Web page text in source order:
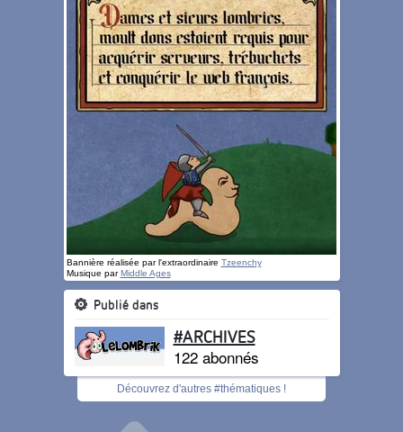
Bannière réalisée par l'extraordinaire Tzeenchy
Musique parMiddle Ages
Publié dans
#ARCHIVES
122 abonnés
Découvrez d'autres #thématiques !